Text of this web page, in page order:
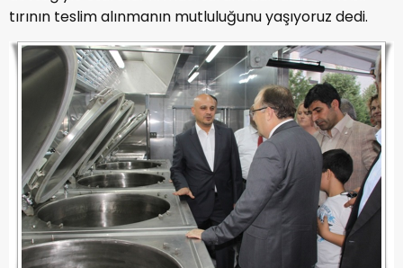
tırının teslim alınmanın mutluluğunu yaşıyoruz dedi.